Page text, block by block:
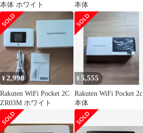
本体 ホワイト
本体
¥2,990
Rakuten WiFi Pocket 2C
ZR03M ホワイト
¥5,555
Rakuten WiFi Pocket 2c
本体